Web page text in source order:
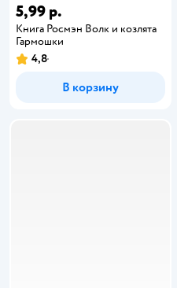
5,99 р.
Книга Росмэн Волк и козлята
Гармошки
4,8
В корзину